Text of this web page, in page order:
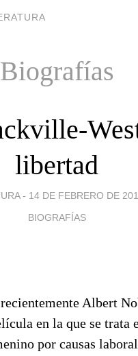
Biografías
libertad
- 14 DE FEBRERO DE
BIOGRAFÍAS
Albert
en la que se trata
por causas